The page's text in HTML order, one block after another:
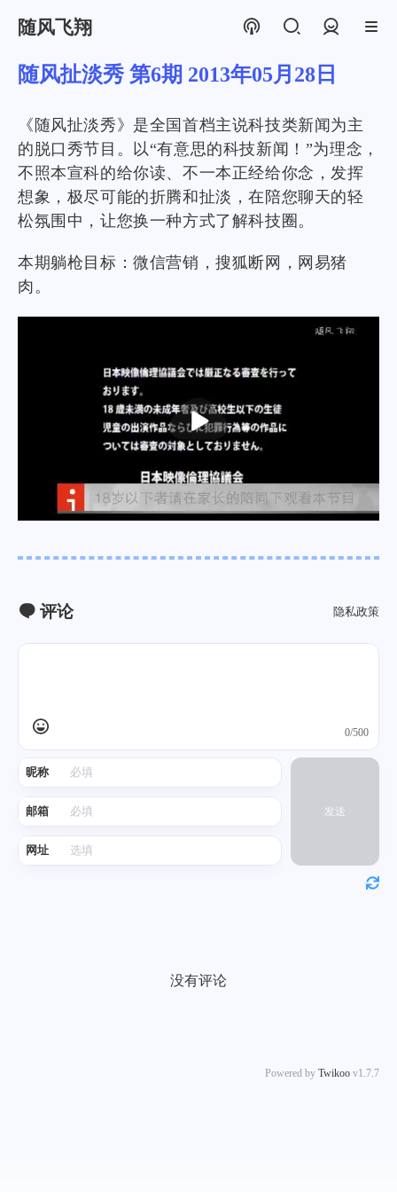
随风飞翔
随风扯淡秀 第6期 2013年05月28日
《随风扯淡秀》是全国首档主说科技类新闻为主
的脱口秀节目。以“有意思的科技新闻！”为理念，
不照本宣科的给你读、不一本正经给你念，发挥
想象，极尽可能的折腾和扯淡，在陪您聊天的轻
松氛围中，让您换一种方式了解科技圈。
本期躺枪目标：微信营销，搜狐断网，网易猪
肉。
播
放
评论 隐私政策
昵称
邮箱
网址
0/500
发送
没有评论
Powered by Twikoo v1.7.7